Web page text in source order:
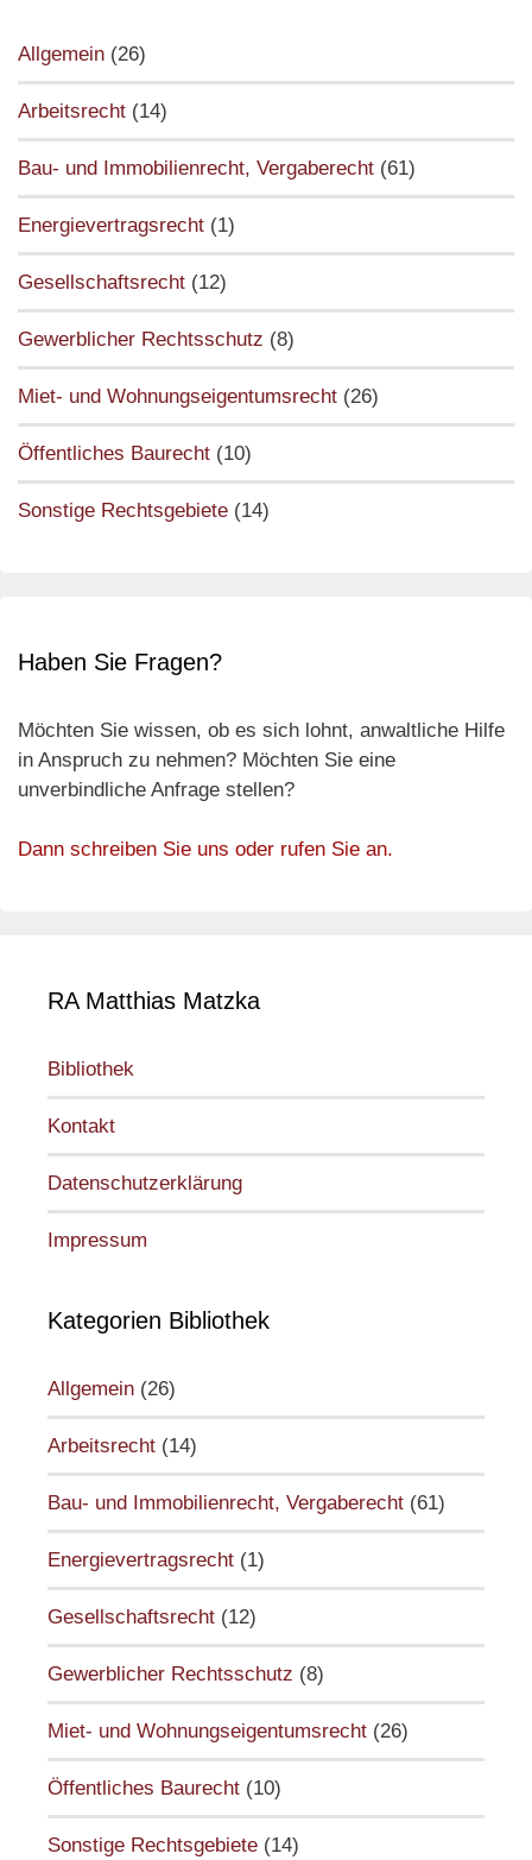
Allgemein (26)
Arbeitsrecht (14)
Bau- und Immobilienrecht, Vergaberecht (61)
Energievertragsrecht (1)
Gesellschaftsrecht (12)
Gewerblicher Rechtsschutz (8)
Miet- und Wohnungseigentumsrecht (26)
Öffentliches Baurecht (10)
Sonstige Rechtsgebiete (14)
Haben Sie Fragen?
Möchten Sie wissen, ob es sich lohnt, anwaltliche Hilfe
in Anspruch zu nehmen? Möchten Sie eine
unverbindliche Anfrage stellen?
Dann schreiben Sie uns oder rufen Sie an.
RA Matthias Matzka
Bibliothek
Kontakt
Datenschutzerklärung
Impressum
Kategorien Bibliothek
Allgemein (26)
Arbeitsrecht (14)
Bau- und Immobilienrecht, Vergaberecht (61)
Energievertragsrecht (1)
Gesellschaftsrecht (12)
Gewerblicher Rechtsschutz (8)
Miet- und Wohnungseigentumsrecht (26)
Öffentliches Baurecht (10)
Sonstige Rechtsgebiete (14)